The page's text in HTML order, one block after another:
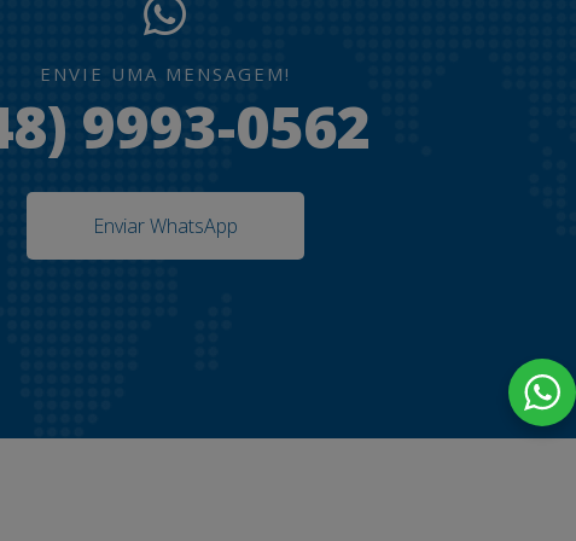
ENVIE UMA MENSAGEM!
9993-0562
Enviar WhatsApp